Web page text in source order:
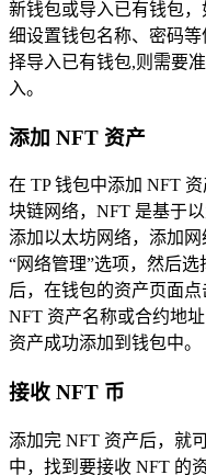
新钱包或导入已有钱包
细设置钱包名称、密码
择导入已有钱包,则需要
入。
添加 NFT 资产
在 TP 钱包中添加 NFT
块链网络，NFT 是基于
添加以太坊网络，添加
“网络管理”选项，然后
后，在钱包的资产页面
NFT 资产名称或合约地
资产成功添加到钱包中。
接收 NFT 币
添加完 NFT 资产后，就
中，找到要接收 NFT 的